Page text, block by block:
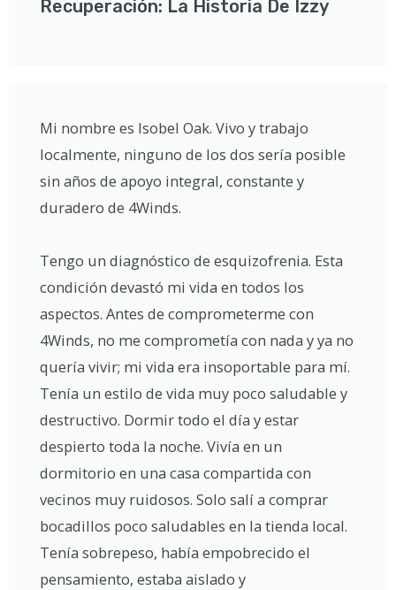
Recuperación: La Historia De Izzy
Mi nombre es Isobel Oak. Vivo y trabajo
localmente, ninguno de los dos sería posible
sin años de apoyo integral, constante y
duradero de 4Winds.
Tengo un diagnóstico de esquizofrenia. Esta
condición devastó mi vida en todos los
aspectos. Antes de comprometerme con
4Winds, no me comprometía con nada y ya no
quería vivir; mi vida era insoportable para mí.
Tenía un estilo de vida muy poco saludable y
destructivo. Dormir todo el día y estar
despierto toda la noche. Vivía en un
dormitorio en una casa compartida con
vecinos muy ruidosos. Solo salí a comprar
bocadillos poco saludables en la tienda local.
Tenía sobrepeso, había empobrecido el
pensamiento, estaba aislado y